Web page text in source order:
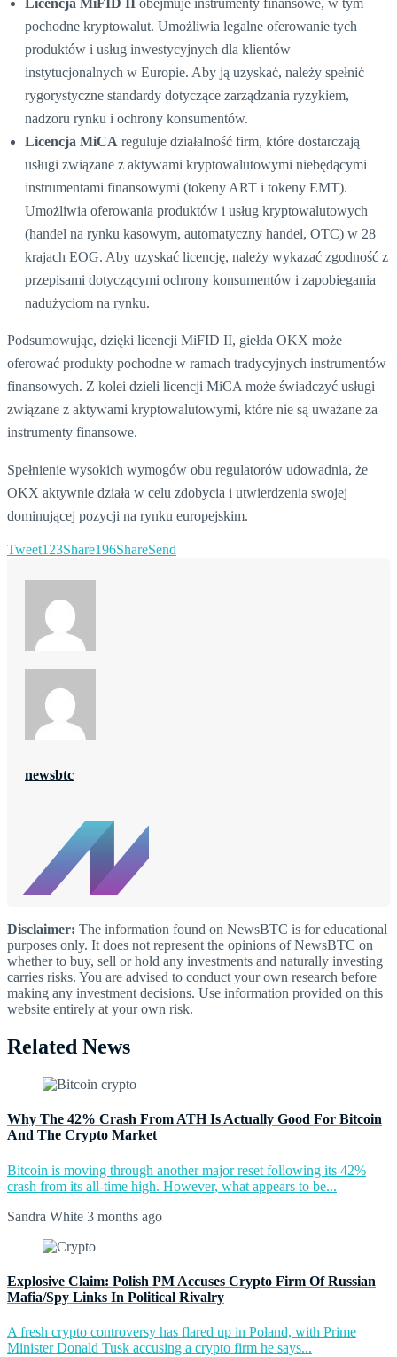
Licencja MiFID II obejmuje instrumenty finansowe, w tym
pochodne kryptowalut. Umożliwia legalne oferowanie tych
produktów i usług inwestycyjnych dla klientów
instytucjonalnych w Europie. Aby ją uzyskać, należy spełnić
rygorystyczne standardy dotyczące zarządzania ryzykiem,
nadzoru rynku i ochrony konsumentów.
Licencja MiCA reguluje działalność firm, które dostarczają
usługi związane z aktywami kryptowalutowymi niebędącymi
instrumentami finansowymi (tokeny ART i tokeny EMT).
Umożliwia oferowania produktów i usług kryptowalutowych
(handel na rynku kasowym, automatyczny handel, OTC) w 28
krajach EOG. Aby uzyskać licencję, należy wykazać zgodność z
przepisami dotyczącymi ochrony konsumentów i zapobiegania
nadużyciom na rynku.
Podsumowując, dzięki licencji MiFID II, giełda OKX może
oferować produkty pochodne w ramach tradycyjnych instrumentów
finansowych. Z kolei dzieli licencji MiCA może świadczyć usługi
związane z aktywami kryptowalutowymi, które nie są uważane za
instrumenty finansowe.
Spełnienie wysokich wymogów obu regulatorów udowadnia, że
OKX aktywnie działa w celu zdobycia i utwierdzenia swojej
dominującej pozycji na rynku europejskim.
Tweet123Share196ShareSend
newsbtc
Disclaimer: The information found on NewsBTC is for educational
purposes only. It does not represent the opinions of NewsBTC on
whether to buy, sell or hold any investments and naturally investing
carries risks. You are advised to conduct your own research before
making any investment decisions. Use information provided on this
website entirely at your own risk.
Related News
Why The 42% Crash From ATH Is Actually Good For Bitcoin
And The Crypto Market
Bitcoin is moving through another major reset following its 42%
crash from its all-time high. However, what appears to be...
Sandra White 3 months ago
Explosive Claim: Polish PM Accuses Crypto Firm Of Russian
Mafia/Spy Links In Political Rivalry
A fresh crypto controversy has flared up in Poland, with Prime
Minister Donald Tusk accusing a crypto firm he says...